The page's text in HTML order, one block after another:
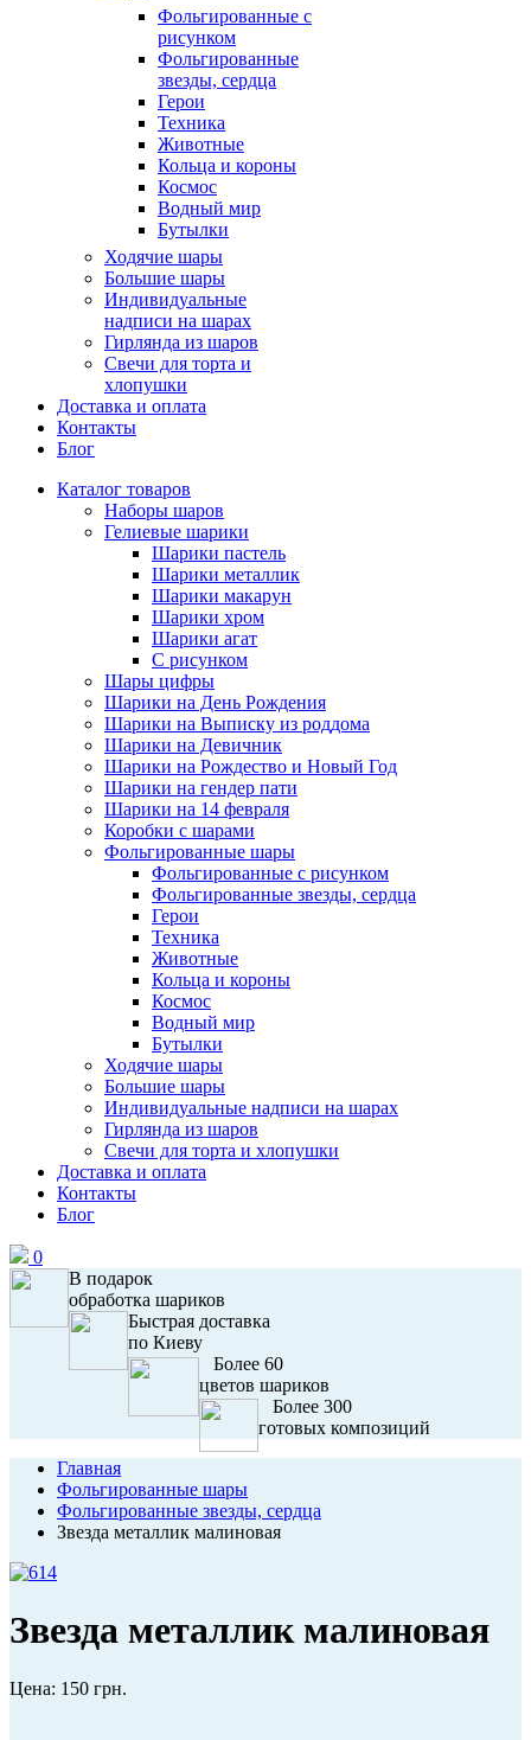
Фольгированные с
рисунком
Фольгированные
звезды, сердца
Герои
Техника
Животные
Кольца и короны
Космос
Водный мир
Бутылки
Ходячие шары
Большие шары
Индивидуальные
надписи на шарах
Гирлянда из шаров
Свечи для торта и
хлопушки
Доставка и оплата
Контакты
Блог
Каталог товаров
Наборы шаров
Гелиевые шарики
Шарики пастель
Шарики металлик
Шарики макарун
Шарики хром
Шарики агат
С рисунком
Шары цифры
Шарики на День Рождения
Шарики на Выписку из роддома
Шарики на Девичник
Шарики на Рождество и Новый Год
Шарики на гендер пати
Шарики на 14 февраля
Коробки с шарами
Фольгированные шары
Фольгированные с рисунком
Фольгированные звезды, сердца
Герои
Техника
Животные
Кольца и короны
Космос
Водный мир
Бутылки
Ходячие шары
Большие шары
Индивидуальные надписи на шарах
Гирлянда из шаров
Свечи для торта и хлопушки
Доставка и оплата
Контакты
Блог
0
В подарок
обработка шариков
Быстрая доставка
по Киеву
Более 60
цветов шариков
Более 300
готовых композиций
Главная
Фольгированные шары
Фольгированные звезды, сердца
Звезда металлик малиновая
Звезда металлик малиновая
Цена: 150 грн.